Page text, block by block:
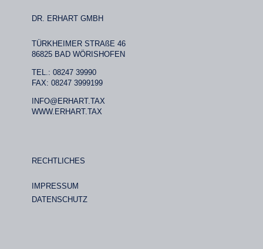
DR. ERHART GMBH
TÜRKHEIMER STRAßE 46
86825 BAD WÖRISHOFEN
TEL.: 08247 39990
FAX: 08247 3999199
INFO@ERHART.TAX
WWW.ERHART.TAX
RECHTLICHES
IMPRESSUM
DATENSCHUTZ